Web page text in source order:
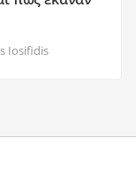
Iosifidis